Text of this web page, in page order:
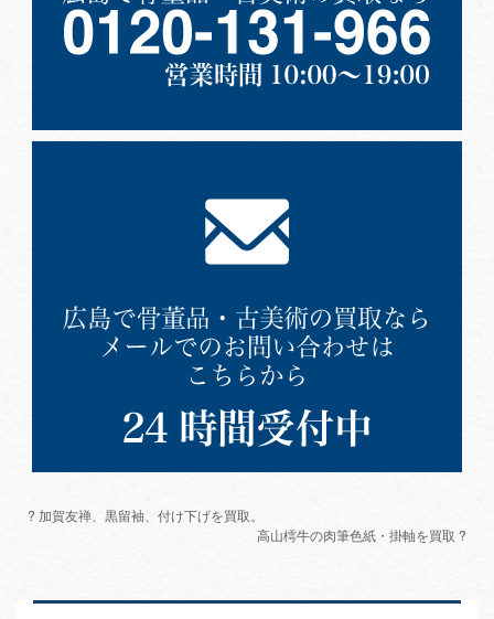
? 加賀友禅、黒留袖、付け下げを買取。
高山樗牛の肉筆色紙・掛軸を買取 ?